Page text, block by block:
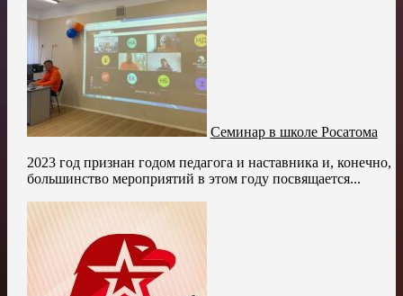
Семинар в школе Росатома
2023 год признан годом педагога и наставника и, конечно,
большинство мероприятий в этом году посвящается...